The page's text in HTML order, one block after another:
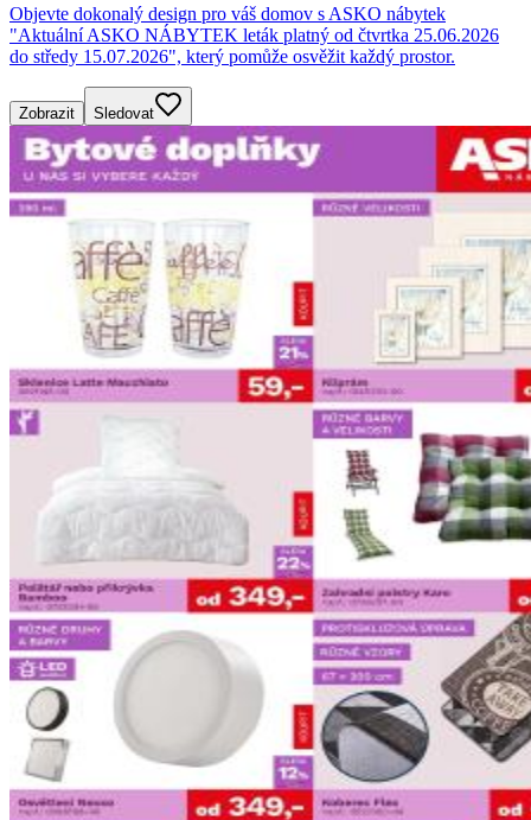
Objevte dokonalý design pro váš domov s ASKO nábytek
"Aktuální ASKO NÁBYTEK leták platný od čtvrtka 25.06.2026
do středy 15.07.2026", který pomůže osvěžit každý prostor.
Zobrazit Sledovat